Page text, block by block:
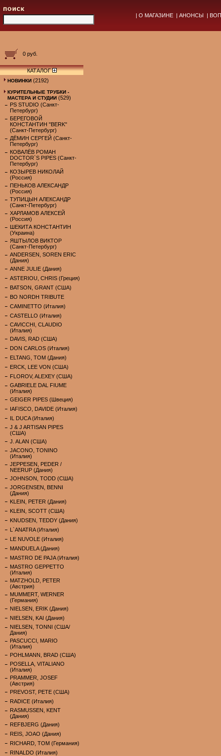
| О МАГАЗИНЕ | АНОНСЫ |
0 руб.
КАТАЛОГ
НОВИНКИ (2192)
КУРИТЕЛЬНЫЕ ТРУБКИ -
МАСТЕРА И СТУДИИ (529)
PS STUDIO (Санкт-
Петербург)
БЕРЕГОВОЙ
КОНСТАНТИН "BERK"
(Санкт-Петербург)
ДЁМИН СЕРГЕЙ (Санкт-
Петербург)
КОВАЛЁВ РОМАН
DOCTOR`S PIPES (Санкт-
Петербург)
КОЗЫРЕВ НИКОЛАЙ
(Россия)
ПЕНЬКОВ АЛЕКСАНДР
(Россия)
ТУПИЦЫН АЛЕКСАНДР
(Санкт-Петербург)
ХАРЛАМОВ АЛЕКСЕЙ
(Россия)
ШЕКИТА КОНСТАНТИН
(Украина)
ЯШТЫЛОВ ВИКТОР
(Санкт-Петербург)
ANDERSEN, SOREN ERIC
(Дания)
ANNE JULIE (Дания)
ASTERIOU, CHRIS (Греция)
BATSON, GRANT (США)
BO NORDH TRIBUTE
CAMINETTO (Италия)
CASTELLO (Италия)
CAVICCHI, CLAUDIO
(Италия)
DAVIS, RAD (США)
DON CARLOS (Италия)
ELTANG, TOM (Дания)
ERCK, LEE VON (США)
FLOROV, ALEXEY (США)
GABRIELE DAL FIUME
(Италия)
GEIGER PIPES (Швеция)
IAFISCO, DAVIDE (Италия)
IL DUCA (Италия)
J & J ARTISAN PIPES
(США)
J. ALAN (США)
JACONO, TONINO
(Италия)
JEPPESEN, PEDER /
NEERUP (Дания)
JOHNSON, TODD (США)
JORGENSEN, BENNI
(Дания)
KLEIN, PETER (Дания)
KLEIN, SCOTT (США)
KNUDSEN, TEDDY (Дания)
L`ANATRA (Италия)
LE NUVOLE (Италия)
MANDUELA (Дания)
MASTRO DE PAJA (Италия)
MASTRO GEPPETTO
(Италия)
MATZHOLD, PETER
(Австрия)
MUMMERT, WERNER
(Германия)
NIELSEN, ERIK (Дания)
NIELSEN, KAI (Дания)
NIELSEN, TONNI (США/
Дания)
PASCUCCI, MARIO
(Италия)
POHLMANN, BRAD (США)
POSELLA, VITALIANO
(Италия)
PRAMMER, JOSEF
(Австрия)
PREVOST, PETE (США)
RADICE (Италия)
RASMUSSEN, KENT
(Дания)
REFBJERG (Дания)
REIS, JOAO (Дания)
RICHARD, TOM (Германия)
RINALDO (Италия)